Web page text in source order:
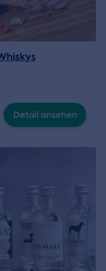
Detail ansehen